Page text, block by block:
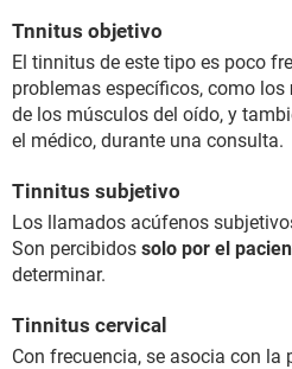
Tnnitus objetivo
El tinnitus de este tipo es poco
problemas específicos, como los
de los músculos del oído, y
el médico, durante una consulta.
Tinnitus subjetivo
Los llamados acúfenos
Son percibidos solo por el
determinar.
Tinnitus cervical
Con frecuencia, se asocia con